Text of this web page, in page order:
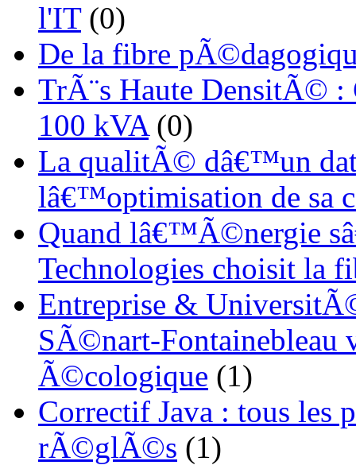
l'IT(0)
De la fibre
TrÃ¨s Haute DensitÃ© :
100 kVA(0)
La qualitÃ© dâ€™un
lâ€™optimisation de sa
Quand lâ€™Ã©nergie
Technologies choisit la
Entreprise &
SÃ©nart-Fontainebleau
Ã©cologique (1)
Correctif Java : tous les
rÃ©glÃ©s (1)